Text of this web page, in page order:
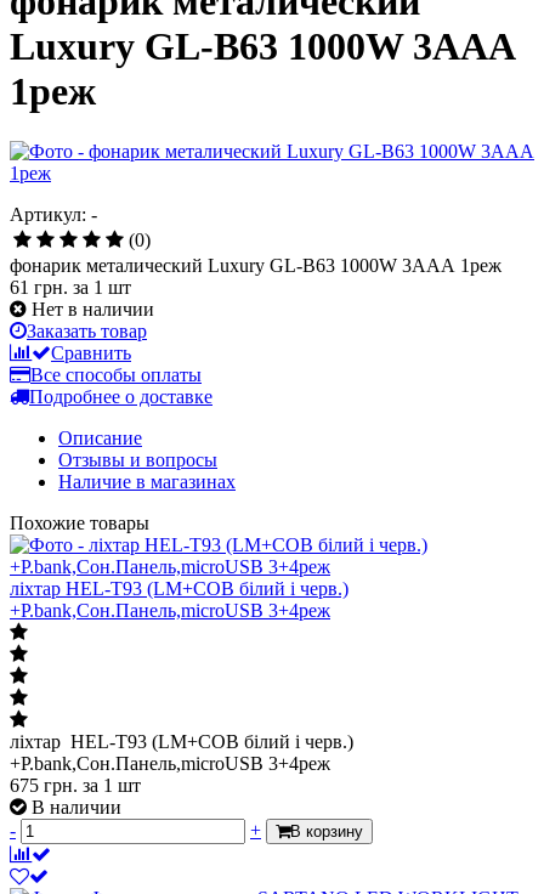
Luxury GL-B63 1000W 3ААА
1реж
Артикул: -
(0)
фонарик металический Luxury GL-B63 1000W 3ААА 1реж
61 грн. за 1 шт
Нет в наличии
Заказать товар
Сравнить
Все способы оплаты
Подробнее о доставке
Описание
Отзывы и вопросы
Наличие в магазинах
Похожие товары
ліхтар HEL-T93 (LM+COB білий і черв.)
+P.bank,Сон.Панель,microUSB 3+4реж
ліхтар HEL-T93 (LM+COB білий і черв.)
+P.bank,Сон.Панель,microUSB 3+4реж
675 грн. за 1 шт
В наличии
-
+ В корзину